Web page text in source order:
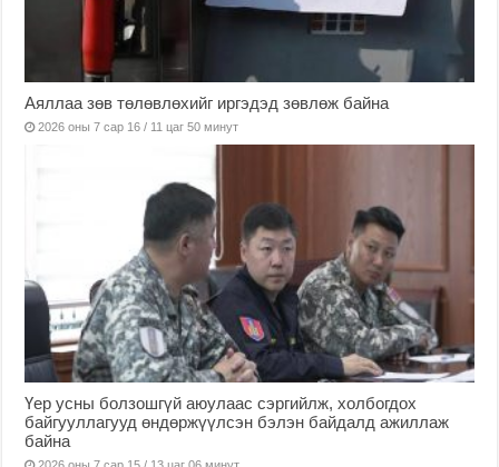
Аяллаа зөв төлөвлөхийг иргэдэд зөвлөж байна
2026 оны 7 сар 16 / 11 цаг 50 минут
Үер усны болзошгүй аюулаас сэргийлж, холбогдох
байгууллагууд өндөржүүлсэн бэлэн байдалд ажиллаж
байна